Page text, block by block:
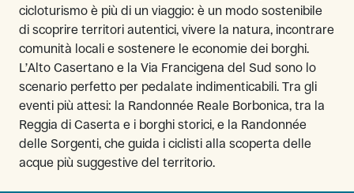
cicloturismo è più di un viaggio: è un modo sostenibile
di scoprire territori autentici, vivere la natura, incontrare
comunità locali e sostenere le economie dei borghi.
L’Alto Casertano e la Via Francigena del Sud sono lo
scenario perfetto per pedalate indimenticabili. Tra gli
eventi più attesi: la Randonnée Reale Borbonica, tra la
Reggia di Caserta e i borghi storici, e la Randonnée
delle Sorgenti, che guida i ciclisti alla scoperta delle
acque più suggestive del territorio.